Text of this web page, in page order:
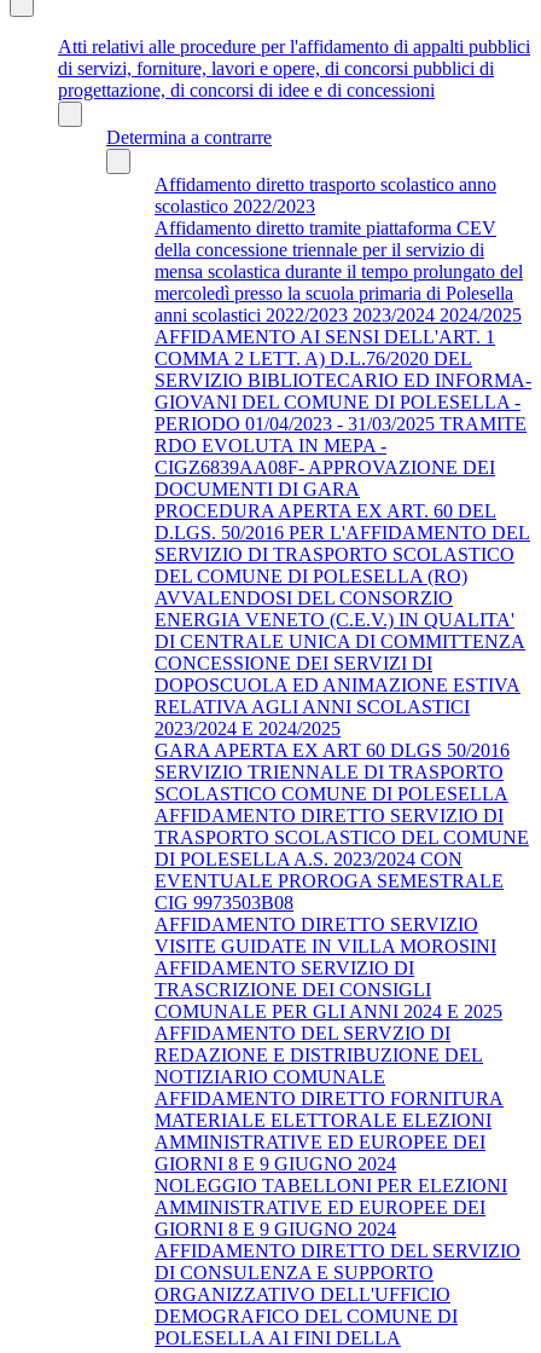
Atti relativi alle procedure per l'affidamento di appalti pubblici
di servizi, forniture, lavori e opere, di concorsi pubblici di
progettazione, di concorsi di idee e di concessioni
Determina a contrarre
Affidamento diretto trasporto scolastico anno
scolastico 2022/2023
Affidamento diretto tramite piattaforma CEV
della concessione triennale per il servizio di
mensa scolastica durante il tempo prolungato del
mercoledì presso la scuola primaria di Polesella
anni scolastici 2022/2023 2023/2024 2024/2025
AFFIDAMENTO AI SENSI DELL'ART. 1
COMMA 2 LETT. A) D.L.76/2020 DEL
SERVIZIO BIBLIOTECARIO ED INFORMA-
GIOVANI DEL COMUNE DI POLESELLA -
PERIODO 01/04/2023 - 31/03/2025 TRAMITE
RDO EVOLUTA IN MEPA -
CIGZ6839AA08F- APPROVAZIONE DEI
DOCUMENTI DI GARA
PROCEDURA APERTA EX ART. 60 DEL
D.LGS. 50/2016 PER L'AFFIDAMENTO DEL
SERVIZIO DI TRASPORTO SCOLASTICO
DEL COMUNE DI POLESELLA (RO)
AVVALENDOSI DEL CONSORZIO
ENERGIA VENETO (C.E.V.) IN QUALITA'
DI CENTRALE UNICA DI COMMITTENZA
CONCESSIONE DEI SERVIZI DI
DOPOSCUOLA ED ANIMAZIONE ESTIVA
RELATIVA AGLI ANNI SCOLASTICI
2023/2024 E 2024/2025
GARA APERTA EX ART 60 DLGS 50/2016
SERVIZIO TRIENNALE DI TRASPORTO
SCOLASTICO COMUNE DI POLESELLA
AFFIDAMENTO DIRETTO SERVIZIO DI
TRASPORTO SCOLASTICO DEL COMUNE
DI POLESELLA A.S. 2023/2024 CON
EVENTUALE PROROGA SEMESTRALE
CIG 9973503B08
AFFIDAMENTO DIRETTO SERVIZIO
VISITE GUIDATE IN VILLA MOROSINI
AFFIDAMENTO SERVIZIO DI
TRASCRIZIONE DEI CONSIGLI
COMUNALE PER GLI ANNI 2024 E 2025
AFFIDAMENTO DEL SERVZIO DI
REDAZIONE E DISTRIBUZIONE DEL
NOTIZIARIO COMUNALE
AFFIDAMENTO DIRETTO FORNITURA
MATERIALE ELETTORALE ELEZIONI
AMMINISTRATIVE ED EUROPEE DEI
GIORNI 8 E 9 GIUGNO 2024
NOLEGGIO TABELLONI PER ELEZIONI
AMMINISTRATIVE ED EUROPEE DEI
GIORNI 8 E 9 GIUGNO 2024
AFFIDAMENTO DIRETTO DEL SERVIZIO
DI CONSULENZA E SUPPORTO
ORGANIZZATIVO DELL'UFFICIO
DEMOGRAFICO DEL COMUNE DI
POLESELLA AI FINI DELLA